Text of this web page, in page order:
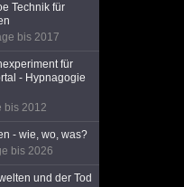
Technik für
bis 2017
für
- Hypnagogie
bis 2012
- wie, wo, was?
bis 2026
und der Tod